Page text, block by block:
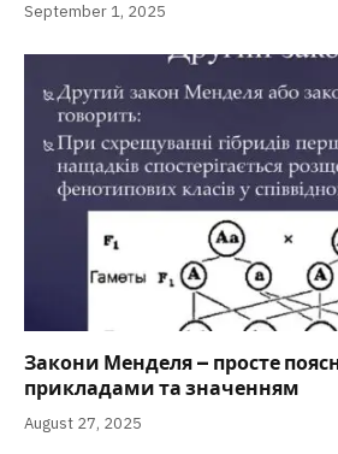
September 1, 2025
Закони Менделя – просте
прикладами та значенням
August 27, 2025